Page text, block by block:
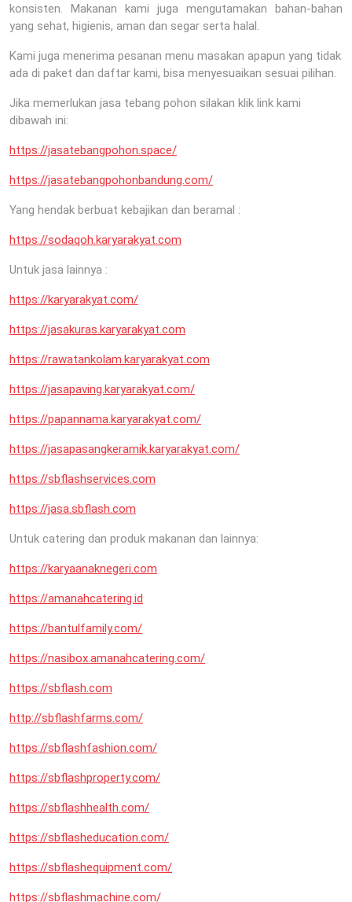
konsisten. Makanan kami juga mengutamakan bahan-bahan
yang sehat, higienis, aman dan segar serta halal.
Kami juga menerima pesanan menu masakan apapun yang tidak
ada di paket dan daftar kami, bisa menyesuaikan sesuai pilihan.
Jika memerlukan jasa tebang pohon silakan klik link kami
dibawah ini:
https://jasatebangpohon.space/
https://jasatebangpohonbandung.com/
Yang hendak berbuat kebajikan dan beramal :
https://sodaqoh.karyarakyat.com
Untuk jasa lainnya :
https://karyarakyat.com/
https://jasakuras.karyarakyat.com
https://rawatankolam.karyarakyat.com
https://jasapaving.karyarakyat.com/
https://papannama.karyarakyat.com/
https://jasapasangkeramik.karyarakyat.com/
https://sbflashservices.com
https://jasa.sbflash.com
Untuk catering dan produk makanan dan lainnya:
https://karyaanaknegeri.com
https://amanahcatering.id
https://bantulfamily.com/
https://nasibox.amanahcatering.com/
https://sbflash.com
http://sbflashfarms.com/
https://sbflashfashion.com/
https://sbflashproperty.com/
https://sbflashhealth.com/
https://sbflasheducation.com/
https://sbflashequipment.com/
https://sbflashmachine.com/